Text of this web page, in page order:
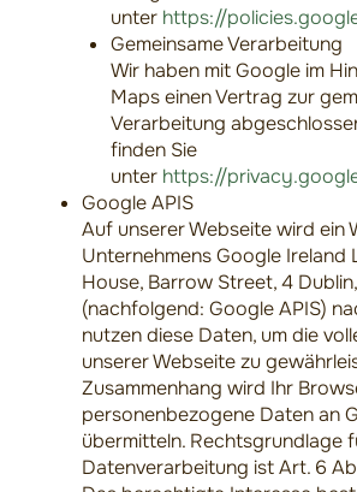
unter https://
Gemeinsame Verarbeitung
Wir haben mit Google im
Maps einen Vertrag zur
Verarbeitung
finden Sie
unter https://
Google APIS
Auf unserer Webseite wird ein
Unternehmens Google Ireland
House, Barrow Street, 4
(nachfolgend: Google APIS)
nutzen diese Daten, um die
unserer Webseite zu
Zusammenhang wird Ihr
personenbezogene Daten an
übermitteln. Rechtsgrundlage
Datenverarbeitung ist Art. 6